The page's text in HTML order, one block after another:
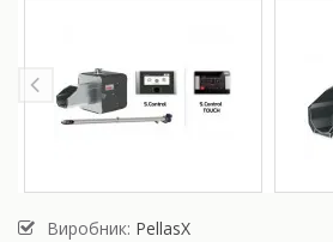
Виробник: PellasX